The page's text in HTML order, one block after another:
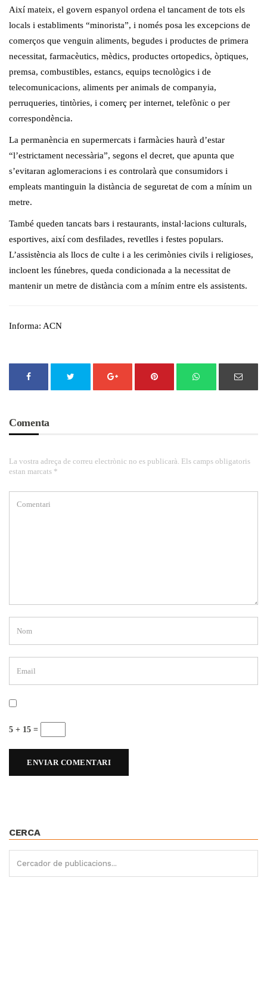
Així mateix, el govern espanyol ordena el tancament de tots els
locals i establiments “minorista”, i només posa les excepcions de
comerços que venguin aliments, begudes i productes de primera
necessitat, farmacèutics, mèdics, productes ortopedics, òptiques,
premsa, combustibles, estancs, equips tecnològics i de
telecomunicacions, aliments per animals de companyia,
perruqueries, tintòries, i comerç per internet, telefònic o per
correspondència.
La permanència en supermercats i farmàcies haurà d’estar
“l’estrictament necessària”, segons el decret, que apunta que
s’evitaran aglomeracions i es controlarà que consumidors i
empleats mantinguin la distància de seguretat de com a mínim un
metre.
També queden tancats bars i restaurants, instal·lacions culturals,
esportives, així com desfilades, revetlles i festes populars.
L’assistència als llocs de culte i a les cerimònies civils i religioses,
incloent les fúnebres, queda condicionada a la necessitat de
mantenir un metre de distància com a mínim entre els assistents.
Informa: ACN
Comenta
La vostra adreça de correu electrònic no es publicarà. Els camps obligatoris
estan marcats *
5 + 15 =
CERCA